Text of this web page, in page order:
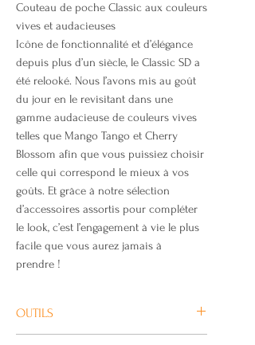
Couteau de poche Classic aux couleurs
vives et audacieuses
Icône de fonctionnalité et d’élégance
depuis plus d’un siècle, le Classic SD a
été relooké. Nous l’avons mis au goût
du jour en le revisitant dans une
gamme audacieuse de couleurs vives
telles que Mango Tango et Cherry
Blossom afin que vous puissiez choisir
celle qui correspond le mieux à vos
goûts. Et grâce à notre sélection
d’accessoires assortis pour compléter
le look, c’est l’engagement à vie le plus
facile que vous aurez jamais à
prendre !
OUTILS